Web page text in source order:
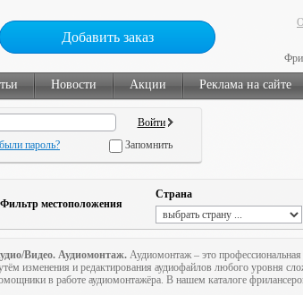
Добавить заказ
Новости Акции Реклама на сайте
пароль? Запомнить
Фильтр местоположения
Страна
Видео. Аудиомонтаж. Аудиомонтаж – это
изменения и редактирования аудиофайлов любого уровня
в работе аудиомонтажёра. В нашем каталоге